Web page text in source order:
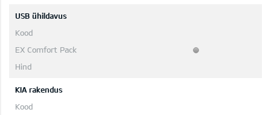
USB ühildavus
KIA rakendus